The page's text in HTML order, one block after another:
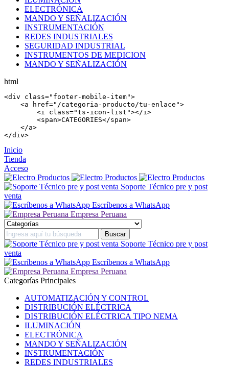
ELECTRÓNICA
MANDO Y SEÑALIZACIÓN
INSTRUMENTACIÓN
REDES INDUSTRIALES
SEGURIDAD INDUSTRIAL
INSTRUMENTOS DE MEDICION
MANDO Y SEÑALIZACIÓN
html
<div class="footer-mobile-item">
    <
a href="/categoria-producto/tu-enlace">
        <
i class="ts-icon-list"></i >
        <
span>CATEGORIES</span>
    </
a>
</div>
Inicio
Tienda
Acceso
Soporte Técnico pre y post
venta
Escríbenos a WhatsApp
Empresa Peruana
Soporte Técnico pre y post
venta
Escríbenos a WhatsApp
Empresa Peruana
Categorías Principales
AUTOMATIZACIÓN Y CONTROL
DISTRIBUCIÓN ELÉCTRICA
DISTRIBUCIÓN ELÉCTRICA TIPO NEMA
ILUMINACIÓN
ELECTRÓNICA
MANDO Y SEÑALIZACIÓN
INSTRUMENTACIÓN
REDES INDUSTRIALES